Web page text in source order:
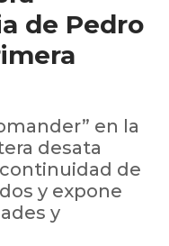
de Pedro
en la
desata
de
y expone
y